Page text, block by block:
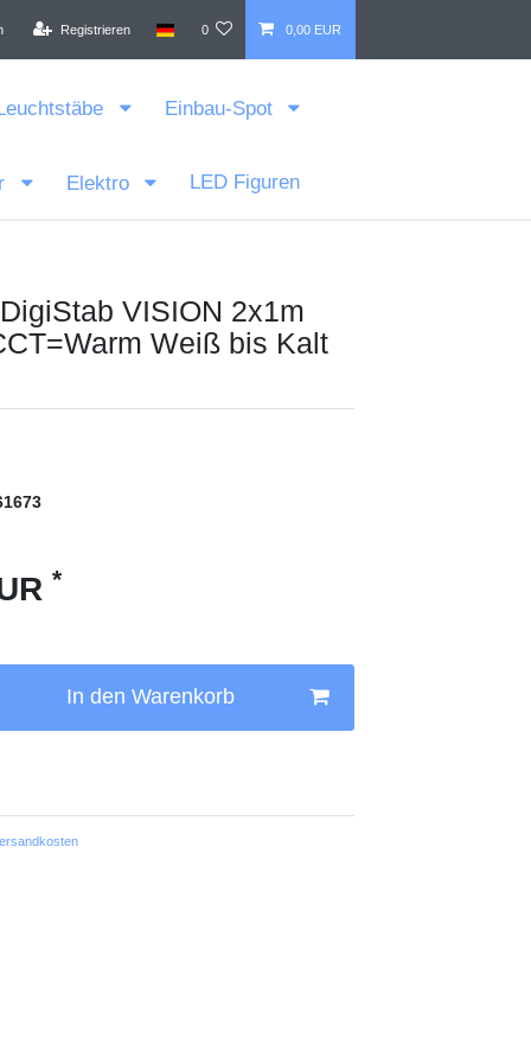
Registrieren 0 0,00 EUR
Leuchtstäbe Einbau-Spot
Elektro LED Figuren
VISION 2x1m
Weiß bis Kalt
*
In den Warenkorb